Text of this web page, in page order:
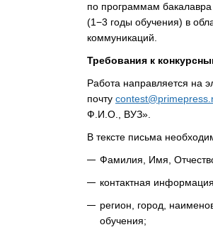
по программам
(1−3 годы обучения) в
коммуникаций.
Требования к
Работа направляется на
почту
Ф.И.О., ВУЗ».
В тексте письма
Фамилия, Имя,
контактная
регион, город,
обучения;